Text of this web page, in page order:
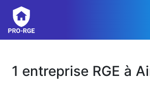
1 entreprise RGE à